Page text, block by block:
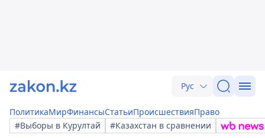
Рус
ПолитикаМирФинансыСтатьиПроисшествияПраво
#Выборы в Курултай
#Казахстан в сравнении